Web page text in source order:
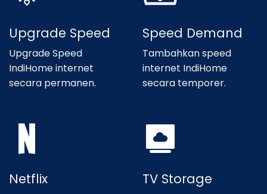
Upgrade Speed
Upgrade Speed
IndiHome internet
secara permanen.
Speed Demand
Tambahkan speed
internet IndiHome
secara temporer.
Netflix TV Storage